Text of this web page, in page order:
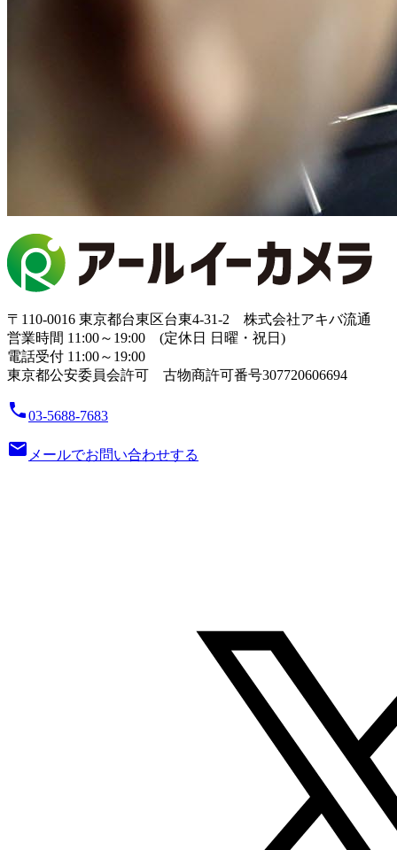
〒110-0016 東京都台東区台東4-31-2 株式会社アキバ流通
営業時間 11:00～19:00 (定休日 日曜・祝日)
電話受付 11:00～19:00
東京都公安委員会許可 古物商許可番号307720606694
local_phone03-5688-7683
email メールでお問い合わせする